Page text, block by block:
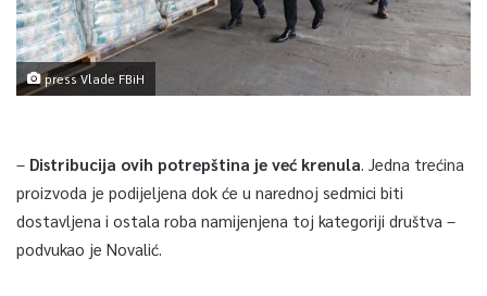
press Vlade FBiH
– Distribucija ovih potrepština je već krenula . Jedna trećina
proizvoda je podijeljena dok će u narednoj sedmici biti
dostavljena i ostala roba namijenjena toj kategoriji društva –
podvukao je Novalić.